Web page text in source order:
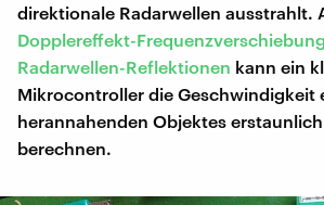
direktionale Radarwellen ausstrahlt.
Dopplereffekt-
Radarwellen-Reflektionen kann ein
Mikrocontroller die Geschwindigkeit
herannahenden Objektes
berechnen.